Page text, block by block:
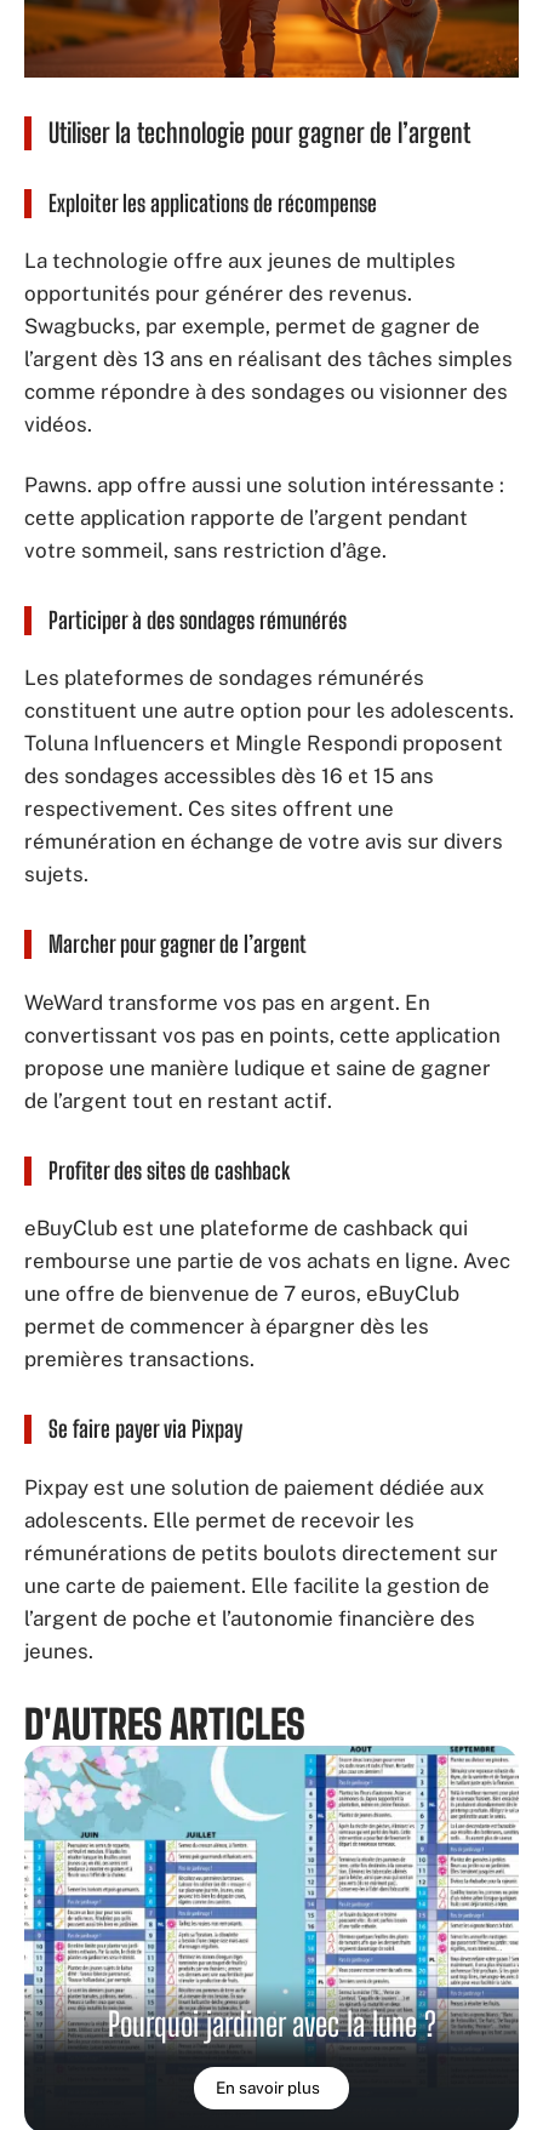
Utiliser la technologie pour gagner de l’argent
Exploiter les applications de récompense
La technologie offre aux jeunes de multiples
opportunités pour générer des revenus.
Swagbucks, par exemple, permet de gagner de
l’argent dès 13 ans en réalisant des tâches simples
comme répondre à des sondages ou visionner des
vidéos.
Pawns. app offre aussi une solution intéressante :
cette application rapporte de l’argent pendant
votre sommeil, sans restriction d’âge.
Participer à des sondages rémunérés
Les plateformes de sondages rémunérés
constituent une autre option pour les adolescents.
Toluna Influencers et Mingle Respondi proposent
des sondages accessibles dès 16 et 15 ans
respectivement. Ces sites offrent une
rémunération en échange de votre avis sur divers
sujets.
Marcher pour gagner de l’argent
WeWard transforme vos pas en argent. En
convertissant vos pas en points, cette application
propose une manière ludique et saine de gagner
de l’argent tout en restant actif.
Profiter des sites de cashback
eBuyClub est une plateforme de cashback qui
rembourse une partie de vos achats en ligne. Avec
une offre de bienvenue de 7 euros, eBuyClub
permet de commencer à épargner dès les
premières transactions.
Se faire payer via Pixpay
Pixpay est une solution de paiement dédiée aux
adolescents. Elle permet de recevoir les
rémunérations de petits boulots directement sur
une carte de paiement. Elle facilite la gestion de
l’argent de poche et l’autonomie financière des
jeunes.
D'AUTRES ARTICLES
Pourquoi jardiner avec la lune ?
En savoir plus